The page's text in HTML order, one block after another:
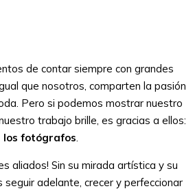
de contar siempre con grandes
que nosotros, comparten la pasión
Pero si podemos mostrar nuestro
trabajo brille, es gracias a ellos:
los fotógrafos.
aliados! Sin su mirada artística y su
adelante, crecer y perfeccionar